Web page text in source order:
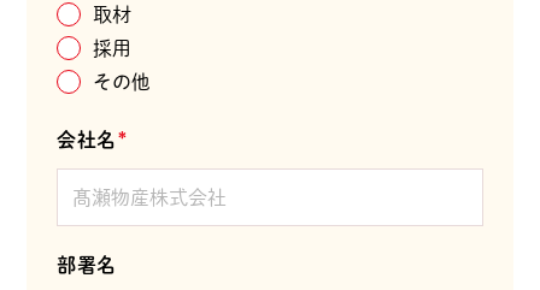
取材
採用
その他
会社名 *
部署名